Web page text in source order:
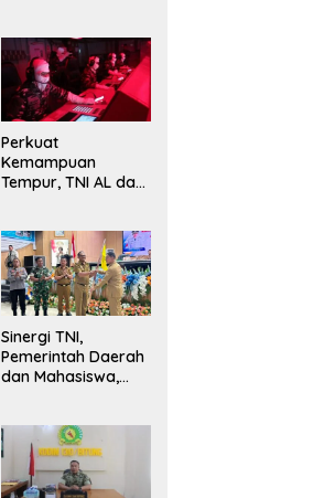
Perkuat
Kemampuan
Tempur, TNI AL dan
Latihan ORRUDA
2026
Sinergi TNI,
Pemerintah Daerah
dan Mahasiswa,
Mahasiswa KKT
Unsrat Manado di
Kota Bitung